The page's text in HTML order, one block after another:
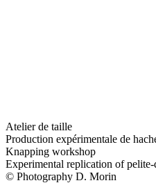
Atelier de taille
Production expérimentale de
Knapping workshop
Experimental replication of pelite-
© Photography D. Morin